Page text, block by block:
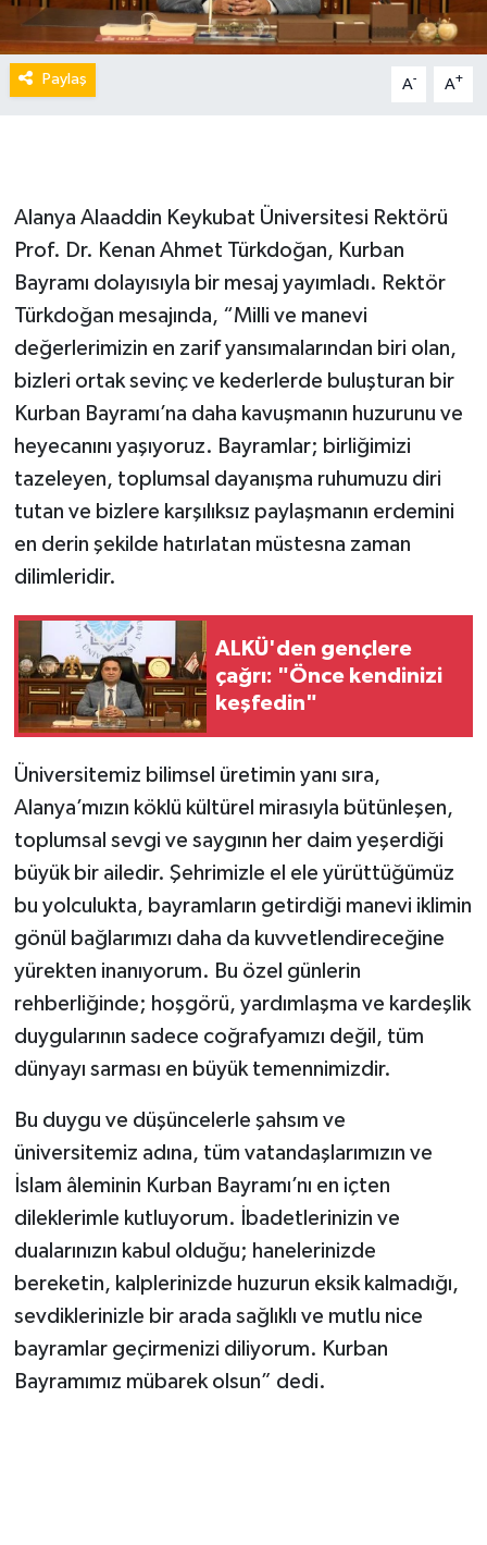
Paylaş A- A+
Alanya Alaaddin Keykubat Üniversitesi Rektörü
Prof. Dr. Kenan Ahmet Türkdoğan, Kurban
Bayramı dolayısıyla bir mesaj yayımladı. Rektör
Türkdoğan mesajında, “Milli ve manevi
değerlerimizin en zarif yansımalarından biri olan,
bizleri ortak sevinç ve kederlerde buluşturan bir
Kurban Bayramı’na daha kavuşmanın huzurunu ve
heyecanını yaşıyoruz. Bayramlar; birliğimizi
tazeleyen, toplumsal dayanışma ruhumuzu diri
tutan ve bizlere karşılıksız paylaşmanın erdemini
en derin şekilde hatırlatan müstesna zaman
dilimleridir.
ALKÜ'den gençlere
çağrı: "Önce kendinizi
keşfedin"
Üniversitemiz bilimsel üretimin yanı sıra,
Alanya’mızın köklü kültürel mirasıyla bütünleşen,
toplumsal sevgi ve saygının her daim yeşerdiği
büyük bir ailedir. Şehrimizle el ele yürüttüğümüz
bu yolculukta, bayramların getirdiği manevi iklimin
gönül bağlarımızı daha da kuvvetlendireceğine
yürekten inanıyorum. Bu özel günlerin
rehberliğinde; hoşgörü, yardımlaşma ve kardeşlik
duygularının sadece coğrafyamızı değil, tüm
dünyayı sarması en büyük temennimizdir.
Bu duygu ve düşüncelerle şahsım ve
üniversitemiz adına, tüm vatandaşlarımızın ve
İslam âleminin Kurban Bayramı’nı en içten
dileklerimle kutluyorum. İbadetlerinizin ve
dualarınızın kabul olduğu; hanelerinizde
bereketin, kalplerinizde huzurun eksik kalmadığı,
sevdiklerinizle bir arada sağlıklı ve mutlu nice
bayramlar geçirmenizi diliyorum. Kurban
Bayramımız mübarek olsun” dedi.